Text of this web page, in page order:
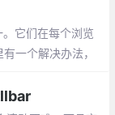
它们在每个浏览
一个解决办法，